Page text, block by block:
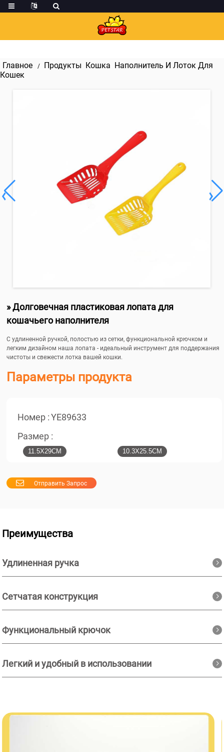
Главное Продукты Кошка Наполнитель И Лоток Для
Кошек
» Долговечная пластиковая лопата для
кошачьего наполнителя
С удлиненной ручкой, полостью из сетки, функциональной крючком и
легким дизайном наша лопата - идеальный инструмент для поддержания
чистоты и свежести лотка вашей кошки.
Параметры продукта
Номер : YE89633
Размер :
11.5X29CM 10.3X25.5CM
Отправить Запрос
Преимущества
Удлиненная ручка
Сетчатая конструкция
Функциональный крючок
Легкий и удобный в использовании